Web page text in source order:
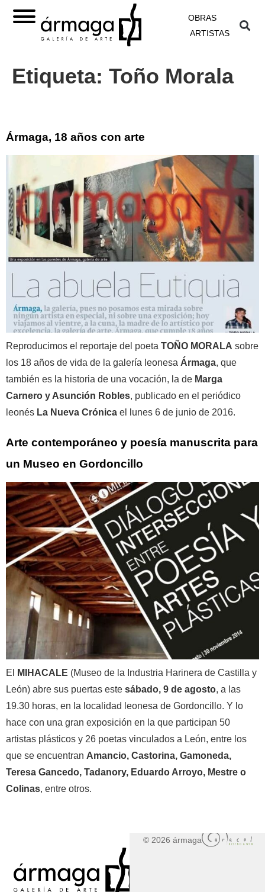
OBRAS
ARTISTAS
Etiqueta: Toño Morala
Ármaga, 18 años con arte
Reproducimos el reportaje del poeta TOÑO MORALA sobre
los 18 años de vida de la galería leonesa Ármaga, que
también es la historia de una vocación, la de Marga
Carnero y Asunción Robles, publicado en el periódico
leonés La Nueva Crónica el lunes 6 de junio de 2016.
Arte contemporáneo y poesía manuscrita para
un Museo en Gordoncillo
El MIHACALE (Museo de la Industria Harinera de Castilla y
León) abre sus puertas este sábado, 9 de agosto, a las
19.30 horas, en la localidad leonesa de Gordoncillo. Y lo
hace con una gran exposición en la que participan 50
artistas plásticos y 26 poetas vinculados a León, entre los
que se encuentran Amancio, Castorina, Gamoneda,
Teresa Gancedo, Tadanory, Eduardo Arroyo, Mestre o
Colinas, entre otros.
© 2026 ármaga